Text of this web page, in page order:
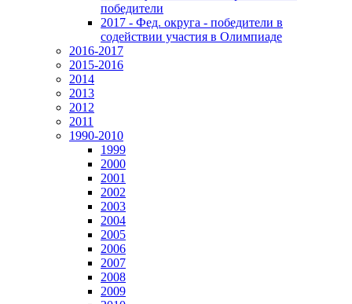
победители
2017 - Фед. округа - победители в
содействии участия в Олимпиаде
2016-2017
2015-2016
2014
2013
2012
2011
1990-2010
1999
2000
2001
2002
2003
2004
2005
2006
2007
2008
2009